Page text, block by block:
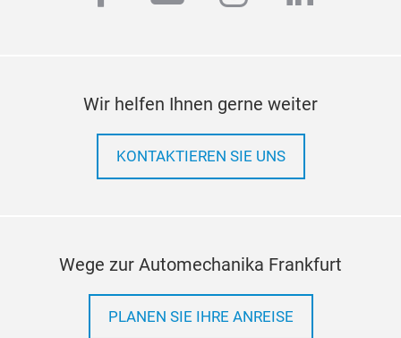
Wir helfen Ihnen gerne weiter
KONTAKTIEREN SIE UNS
Wege zur Automechanika Frankfurt
PLANEN SIE IHRE ANREISE